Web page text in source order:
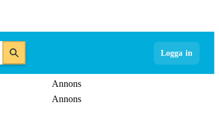
Logga in
Annons
Annons